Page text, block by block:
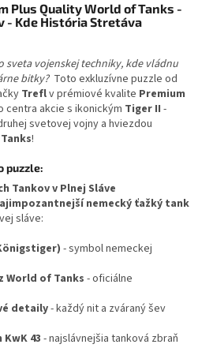
Plus Quality World of Tanks -
- Kde História Stretáva
sveta vojenskej techniky, kde vládnu
bitky?Toto exkluzívne puzzle od
Treflv prémiové kvalite Premium
centra akcie s ikonickým Tiger II -
svetovej vojny a hviezdou
!
puzzle:
Tankov v Plnej Sláve
nemecký ťažký tank
sláve:
- symbol nemeckej
World of Tanks - oficiálne
detaily- každý nit a zváraný šev
43 - najslávnejšia tanková zbraň